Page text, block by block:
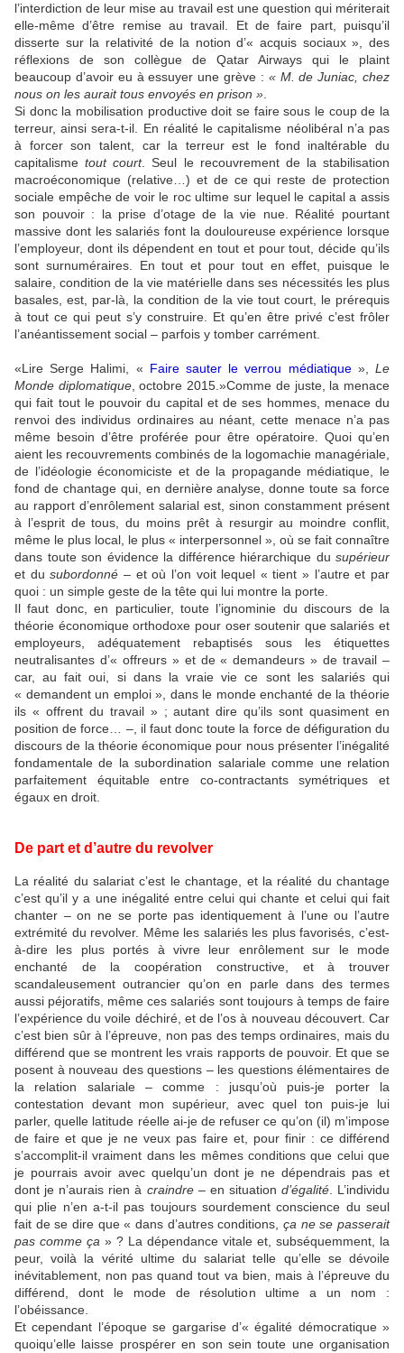
l’interdiction de leur mise au travail est une question qui mériterait
elle-même d’être remise au travail. Et de faire part, puisqu’il
disserte sur la relativité de la notion d’« acquis sociaux », des
réflexions de son collègue de Qatar Airways qui le plaint
beaucoup d’avoir eu à essuyer une grève : « M. de Juniac, chez
nous on les aurait tous envoyés en prison »
Si donc la mobilisation productive doit se faire sous le coup de la
terreur, ainsi sera-t-il. En réalité le capitalisme néolibéral n’a pas
à forcer son talent, car la terreur est le fond inaltérable du
capitalismetout court. Seul le recouvrement de la stabilisation
macroéconomique (relative…) et de ce qui reste de protection
sociale empêche de voir le roc ultime sur lequel le capital a assis
son pouvoir : la prise d’otage de la vie nue. Réalité pourtant
massive dont les salariés font la douloureuse expérience lorsque
l’employeur, dont ils dépendent en tout et pour tout, décide qu’ils
sont surnuméraires. En tout et pour tout en effet, puisque le
salaire, condition de la vie matérielle dans ses nécessités les plus
basales, est, par-là, la condition de la vie tout court, le prérequis
à tout ce qui peut s’y construire. Et qu’en être privé c’est frôler
l’anéantissement social – parfois y tomber carrément.
Lire Serge Halimi, « Faire sauter le verrou médiatique»,Le
Monde diplomatique, octobre 2015. Comme de juste, la menace
qui fait tout le pouvoir du capital et de ses hommes, menace du
renvoi des individus ordinaires au néant, cette menace n’a pas
même besoin d’être proférée pour être opératoire. Quoi qu’en
aient les recouvrements combinés de la logomachie managériale,
de l’idéologie économiciste et de la propagande médiatique, le
fond de chantage qui, en dernière analyse, donne toute sa force
au rapport d’enrôlement salarial est, sinon constamment présent
à l’esprit de tous, du moins prêt à resurgir au moindre conflit,
même le plus local, le plus « interpersonnel », où se fait connaître
dans toute son évidence la différence hiérarchique du supérieur
et dusubordonné – et où l’on voit lequel « tient » l’autre et par
quoi : un simple geste de la tête qui lui montre la porte.
Il faut donc, en particulier, toute l’ignominie du discours de la
théorie économique orthodoxe pour oser soutenir que salariés et
employeurs, adéquatement rebaptisés sous les étiquettes
neutralisantes d’« offreurs » et de « demandeurs » de travail –
car, au fait oui, si dans la vraie vie ce sont les salariés qui
« demandent un emploi », dans le monde enchanté de la théorie
ils « offrent du travail » ; autant dire qu’ils sont quasiment en
position de force… –, il faut donc toute la force de défiguration du
discours de la théorie économique pour nous présenter l’inégalité
fondamentale de la subordination salariale comme une relation
parfaitement équitable entre co-contractants symétriques et
égaux en droit.
De part et d’autre du revolver
La réalité du salariat c’est le chantage, et la réalité du chantage
c’est qu’il y a une inégalité entre celui qui chante et celui qui fait
chanter – on ne se porte pas identiquement à l’une ou l’autre
extrémité du revolver. Même les salariés les plus favorisés, c’est-
à-dire les plus portés à vivre leur enrôlement sur le mode
enchanté de la coopération constructive, et à trouver
scandaleusement outrancier qu’on en parle dans des termes
aussi péjoratifs, même ces salariés sont toujours à temps de faire
l’expérience du voile déchiré, et de l’os à nouveau découvert. Car
c’est bien sûr à l’épreuve, non pas des temps ordinaires, mais du
différend que se montrent les vrais rapports de pouvoir. Et que se
posent à nouveau des questions – les questions élémentaires de
la relation salariale – comme : jusqu’où puis-je porter la
contestation devant mon supérieur, avec quel ton puis-je lui
parler, quelle latitude réelle ai-je de refuser ce qu’on (il) m’impose
de faire et que je ne veux pas faire et, pour finir : ce différend
s’accomplit-il vraiment dans les mêmes conditions que celui que
je pourrais avoir avec quelqu’un dont je ne dépendrais pas et
dont je n’aurais rien à craindre – en situation d’égalité. L’individu
qui plie n’en a-t-il pas toujours sourdement conscience du seul
fait de se dire que « dans d’autres conditions, ça ne se passerait
pas comme ça » ? La dépendance vitale et, subséquemment, la
peur, voilà la vérité ultime du salariat telle qu’elle se dévoile
inévitablement, non pas quand tout va bien, mais à l’épreuve du
différend, dont le mode de résolution ultime a un nom :
l’obéissance.
Et cependant l’époque se gargarise d’« égalité démocratique »
quoiqu’elle laisse prospérer en son sein toute une organisation